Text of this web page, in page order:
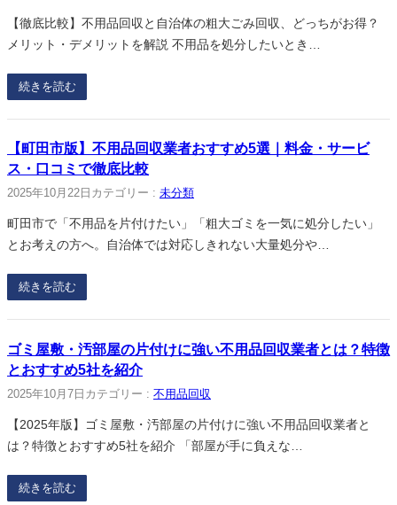
【徹底比較】不用品回収と自治体の粗大ごみ回収、どっちがお得？
メリット・デメリットを解説 不用品を処分したいとき…
続きを読む
【町田市版】不用品回収業者おすすめ5選｜料金・サービ
ス・口コミで徹底比較
2025年10月22日 カテゴリー : 未分類
町田市で「不用品を片付けたい」「粗大ゴミを一気に処分したい」
とお考えの方へ。自治体では対応しきれない大量処分や…
続きを読む
ゴミ屋敷・汚部屋の片付けに強い不用品回収業者とは？特徴
とおすすめ5社を紹介
2025年10月7日 カテゴリー : 不用品回収
【2025年版】ゴミ屋敷・汚部屋の片付けに強い不用品回収業者と
は？特徴とおすすめ5社を紹介 「部屋が手に負えな…
続きを読む